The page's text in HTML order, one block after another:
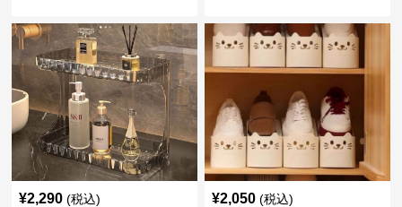
¥2,290 (税込) ¥2,050 (税込)